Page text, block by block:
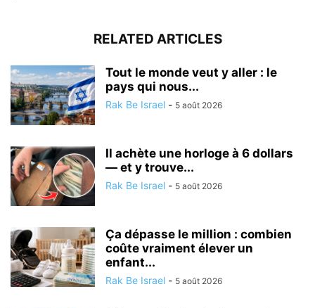
RELATED ARTICLES
Tout le monde veut y aller : le
pays qui nous...
Rak Be Israel - 5 août 2026
Il achète une horloge à 6 dollars
— et y trouve...
Rak Be Israel - 5 août 2026
Ça dépasse le million : combien
coûte vraiment élever un
enfant...
Rak Be Israel - 5 août 2026